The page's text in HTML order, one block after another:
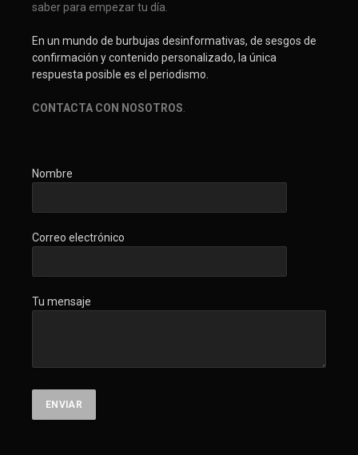
saber para empezar tu día.
En un mundo de burbujas desinformativas, de sesgos de
confirmación y contenido personalizado, la única
respuesta posible es el periodismo.
CONTACTA CON NOSOTROS.
Nombre
Correo electrónico
Tu mensaje